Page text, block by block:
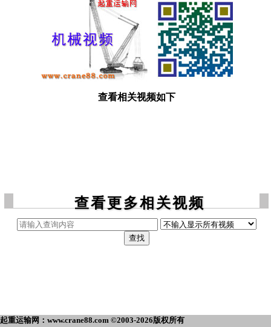
查看相关视频如下
查看更多相关视频
起重运输网：www.crane88.com ©2003-2026版权所有